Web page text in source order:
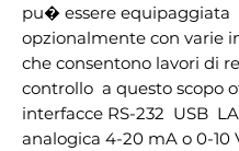
pu� essere equipaggiata
opzionalmente con varie
che consentono lavori di
controllo  a questo scopo
interfacce RS-232  USB
analogica 4-20 mA o 0-10